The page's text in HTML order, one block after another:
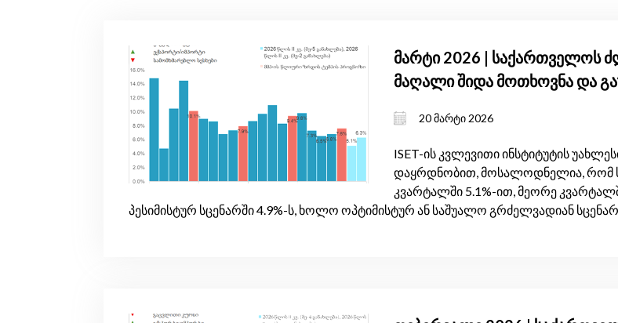
მარტი 2026 | საქართველოს
მაღალი შიდა მოთხოვნა და
20 მარტი 2026
ISET-ის კვლევითი ინსტიტუტის
დაყრდნობით, მოსალოდნელია, რომ
კვარტალში 5.1%-ით, მეორე
პესიმისტურ სცენარში 4.9%-ს, ხოლო ოპტიმისტურ ან საშუალო გრძელვადიან